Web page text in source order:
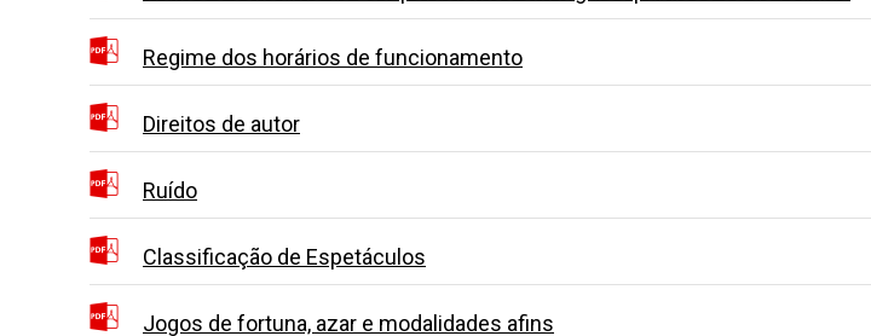
Regime dos horários de funcionamento
Direitos de autor
Ruído
Classificação de Espetáculos
Jogos de fortuna, azar e modalidades afins